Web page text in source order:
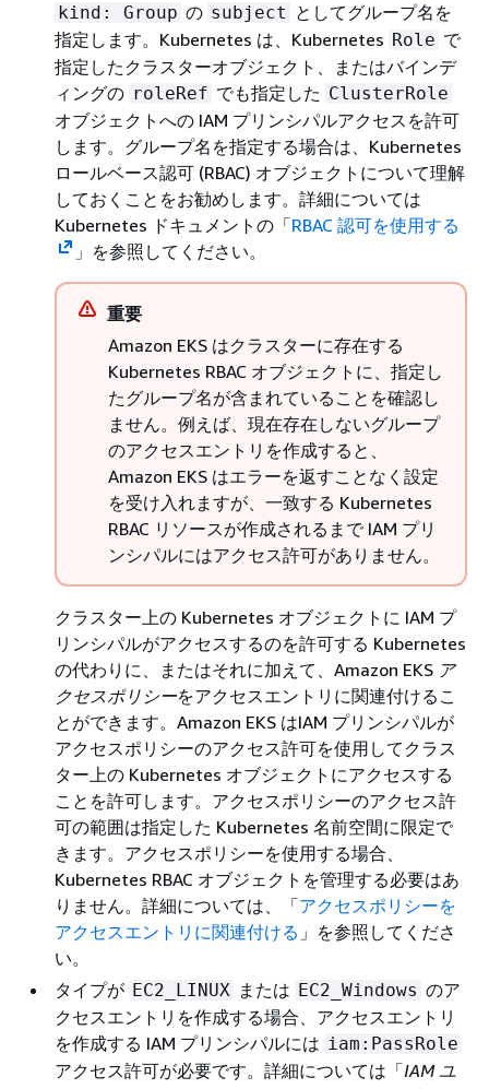
kind: Group の subject としてグループ名を
指定します。Kubernetes は、Kubernetes Role で
指定したクラスターオブジェクト、またはバインデ
ィングの roleRef でも指定した ClusterRole
オブジェクトへの IAM プリンシパルアクセスを許可
します。グループ名を指定する場合は、Kubernetes
ロールベース認可 (RBAC) オブジェクトについて理解
しておくことをお勧めします。詳細については
Kubernetes ドキュメントの「RBAC 認可を使用する
」を参照してください。
重要
Amazon EKS はクラスターに存在する
Kubernetes RBAC オブジェクトに、指定し
たグループ名が含まれていることを確認し
ません。例えば、現在存在しないグループ
のアクセスエントリを作成すると、
Amazon EKS はエラーを返すことなく設定
を受け入れますが、一致する Kubernetes
RBAC リソースが作成されるまで IAM プリ
ンシパルにはアクセス許可がありません。
クラスター上の Kubernetes オブジェクトに IAM プ
リンシパルがアクセスするのを許可する Kubernetes
の代わりに、またはそれに加えて、Amazon EKS ア
クセスポリシーをアクセスエントリに関連付けるこ
とができます。Amazon EKS はIAM プリンシパルが
アクセスポリシーのアクセス許可を使用してクラス
ター上の Kubernetes オブジェクトにアクセスする
ことを許可します。アクセスポリシーのアクセス許
可の範囲は指定した Kubernetes 名前空間に限定で
きます。アクセスポリシーを使用する場合、
Kubernetes RBAC オブジェクトを管理する必要はあ
りません。詳細については、「アクセスポリシーを
アクセスエントリに関連付ける 」を参照してくださ
い。
タイプが EC2_LINUX または EC2_Windows のア
クセスエントリを作成する場合、アクセスエントリ
を作成する IAM プリンシパルには iam:PassRole
アクセス許可が必要です。詳細については「IAM ユ